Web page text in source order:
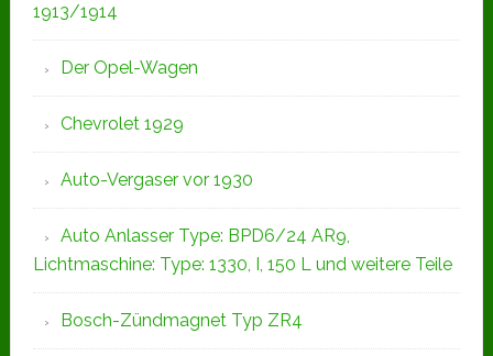
1913/1914
Der Opel-Wagen
Chevrolet 1929
Auto-Vergaser vor 1930
Auto Anlasser Type: BPD6/24 AR9,
Lichtmaschine: Type: 1330, I, 150 L und weitere Teile
Bosch-Zündmagnet Typ ZR4